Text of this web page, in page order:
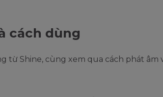
cách dùng
từ Shine, cùng xem qua cách phát âm